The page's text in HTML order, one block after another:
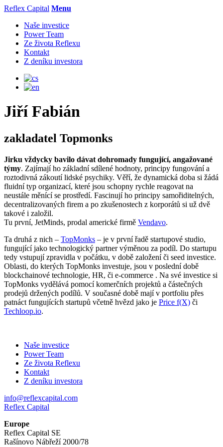
Reflex Capital Menu
Naše investice
Power Team
Ze života Reflexu
Kontakt
Z deníku investora
Jiří Fabián
zakladatel Topmonks
Jirku vždycky bavilo dávat dohromady fungující, angažované
týmy. Zajímají ho základní sdílené hodnoty, principy fungování a
roztodivná zákoutí lidské psychiky. Věří, že dynamická doba si žádá
fluidní typ organizací, které jsou schopny rychle reagovat na
neustále měnící se prostředí. Fascinují ho principy samořiditelných,
decentralizovaných firem a po zkušenostech z korporátů si už dvě
takové i založil.
Tu první, JetMinds, prodal americké firmě Vendavo.
Ta druhá z nich – TopMonks – je v první řadě startupové studio,
fungující jako technologický partner výměnou za podíl. Do startupu
tedy vstupují zpravidla v počátku, v době založení či seed investice.
Oblasti, do kterých TopMonks investuje, jsou v poslední době
blockchainové technologie, HR, či e-commerce . Na své investice si
TopMonks vydělává pomocí komerčních projektů a částečných
prodejů držených podílů. V současné době mají v portfoliu přes
patnáct fungujících startupů včetně hvězd jako je Price f(X) či
Techloop.io.
Naše investice
Power Team
Ze života Reflexu
Kontakt
Z deníku investora
info@reflexcapital.com
Reflex Capital
Europe
Reflex Capital SE
Rašínovo Nábřeží 2000/78